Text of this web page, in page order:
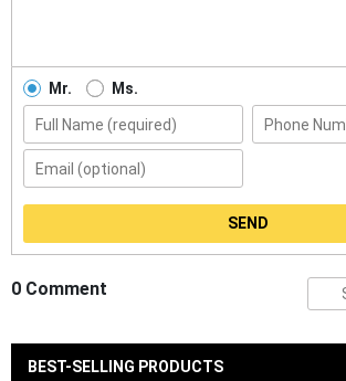
Mr. Ms.
SEND
0 Comment
BEST-SELLING PRODUCTS